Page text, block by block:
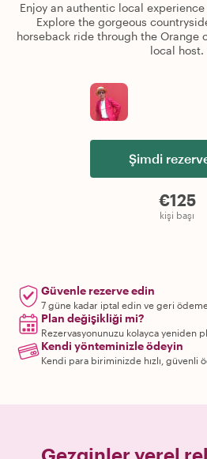
Enjoy an authentic local
Explore the gorgeous
horseback ride through the Orange
local host.
Şimdi
€125
kişi başı
Güvenle rezerve edin
7 güne kadar iptal edin ve geri ödeme
Plan değişikliği mi?
Rezervasyonunuzu kolayca yeniden
Kendi yönteminizle ödeyin
Kendi para biriminizde hızlı, güvenli